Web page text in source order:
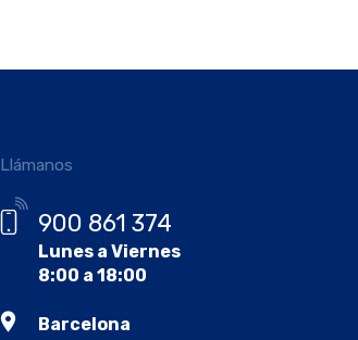
Llámanos
900 861 374
Lunes a Viernes
8:00 a 18:00
Barcelona